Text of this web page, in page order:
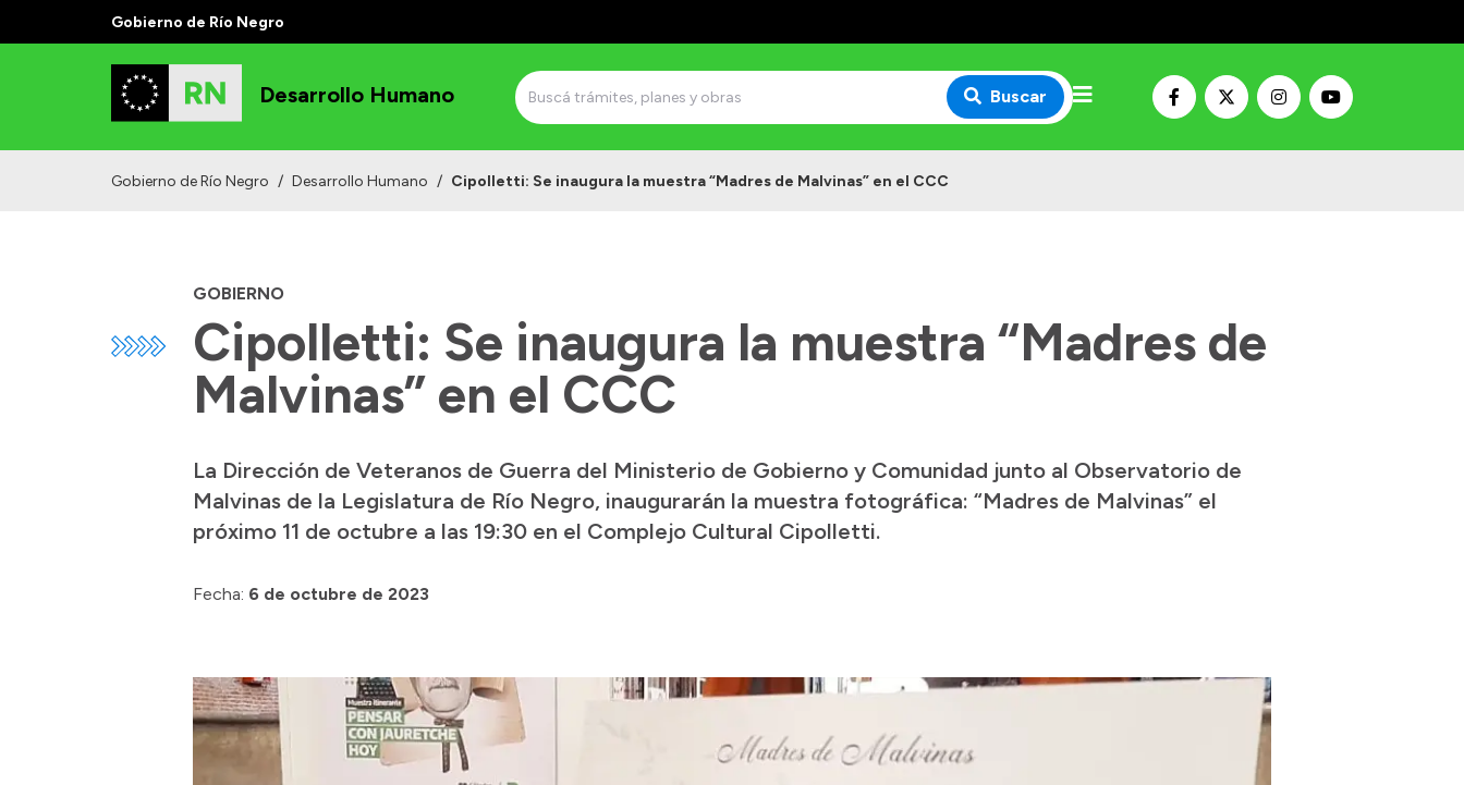
Gobierno de Río Negro
Desarrollo Humano Buscar
Gobierno de Río Negro / Desarrollo Humano / Cipolletti: Se inaugura la muestra “Madres de Malvinas” en el CCC
GOBIERNO
Cipolletti: Se inaugura la muestra “Madres de
Malvinas” en el CCC
La Dirección de Veteranos de Guerra del Ministerio de Gobierno y Comunidad junto al Observatorio de
Malvinas de la Legislatura de Río Negro, inaugurarán la muestra fotográfica: “Madres de Malvinas” el
próximo 11 de octubre a las 19:30 en el Complejo Cultural Cipolletti.
Fecha: 6 de octubre de 2023